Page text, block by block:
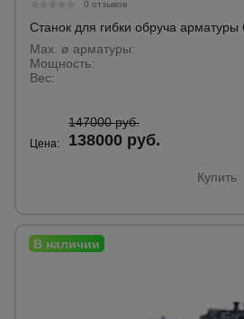
0 отзывов
Станок для гибки обруча арматуры
Max. ø арматуры:
Мощность:
Вес:
Цена:
147000 руб.
138000 руб.
Купить